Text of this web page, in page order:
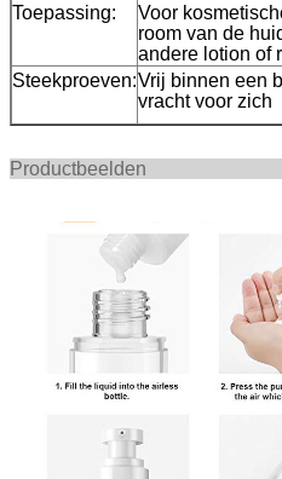
Toepassing:
Voor
room van de
andere lotion of
Steekproeven:Vrij binnen een
vracht voor zich